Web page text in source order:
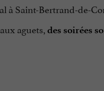
à Saint-Bertrand-de-
aguets, des soirées